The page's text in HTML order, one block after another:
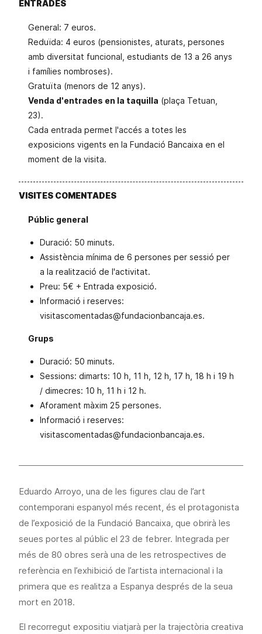
ENTRADES
General: 7 euros.
Reduïda: 4 euros (pensionistes, aturats, persones
amb diversitat funcional, estudiants de 13 a 26 anys
i famílies nombroses).
Gratuïta (menors de 12 anys).
Venda d'entrades en la taquilla (plaça Tetuan,
23).
Cada entrada permet l'accés a totes les
exposicions vigents en la Fundació Bancaixa en el
moment de la visita.
VISITES COMENTADES
Públic general
Duració: 50 minuts.
Assistència mínima de 6 persones per sessió per
a la realització de l'activitat.
Preu: 5€ + Entrada exposició.
Informació i reserves:
visitascomentadas@fundacionbancaja.es.
Grups
Duració: 50 minuts.
Sessions: dimarts: 10 h, 11 h, 12 h, 17 h, 18 h i 19 h
/ dimecres: 10 h, 11 h i 12 h.
Aforament màxim 25 persones.
Informació i reserves:
visitascomentadas@fundacionbancaja.es.
Eduardo Arroyo, una de les figures clau de l’art
contemporani espanyol més recent, és el protagonista
de l’exposició de la Fundació Bancaixa, que obrirà les
seues portes al públic el 23 de febrer. Integrada per
més de 80 obres serà una de les retrospectives de
referència en l’exhibició de l’artista internacional i la
primera que es realitza a Espanya després de la seua
mort en 2018.
El recorregut expositiu viatjarà per la trajectòria creativa